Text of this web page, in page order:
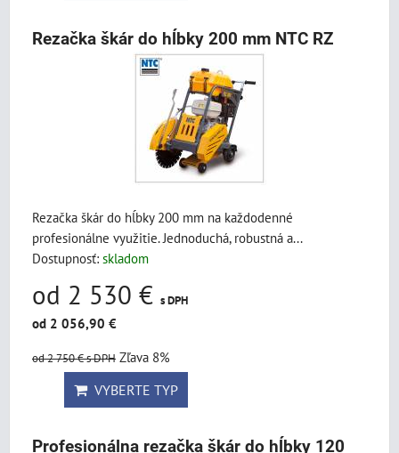
Rezačka škár do hĺbky 200 mm NTC RZ
Rezačka škár do hĺbky 200 mm na každodenné
profesionálne využitie. Jednoduchá, robustná a...
Dostupnosť: skladom
od 2 530 € s DPH
od 2 056,90 €
od 2 750 €s DPH Zľava 8%
VYBERTE TYP
Profesionálna rezačka škár do hĺbky 120